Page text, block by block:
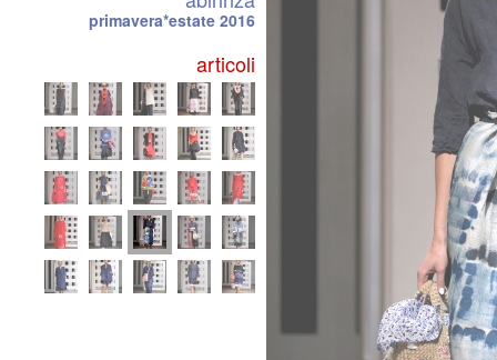
primavera*estate 2016
articoli